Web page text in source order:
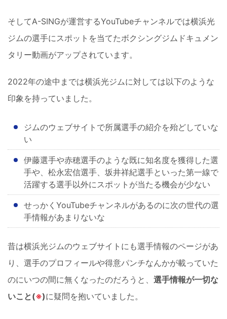
そしてA-SINGが運営するYouTubeチャンネルでは横浜光
ジムの選手にスポットを当てたボクシングジムドキュメン
タリー動画がアップされています。
2022年の途中までは横浜光ジムに対しては以下のような
印象を持っていました。
ジムのウェブサイトで所属選手の紹介を殆どしていな
い
伊藤選手や赤穂選手のような既に知名度を獲得した選
手や、松永宏信選手、坂井祥紀選手といった第一線で
活躍する選手以外にスポットが当たる機会が少ない
せっかくYouTubeチャンネルがあるのに次の世代の選
手情報があまりないな
昔は横浜光ジムのウェブサイトにも選手情報のページがあ
り、選手のプロフィールや得意パンチなんかが載っていた
のにいつの間に無くなったのだろうと、 選手情報が一切な
いこと(※)に疑問を抱いていました。